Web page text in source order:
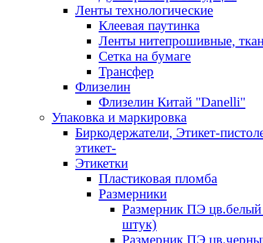
Ленты технологические
Клеевая паутинка
Ленты нитепрошивные,
Сетка на бумаге
Трансфер
Флизелин
Флизелин Китай "Danelli"
Упаковка и маркировка
Биркодержатели, Этикет-
этикет-
Этикетки
Пластиковая пломба
Размерники
Размерник ПЭ цв.белый
штук)
Размерник ПЭ